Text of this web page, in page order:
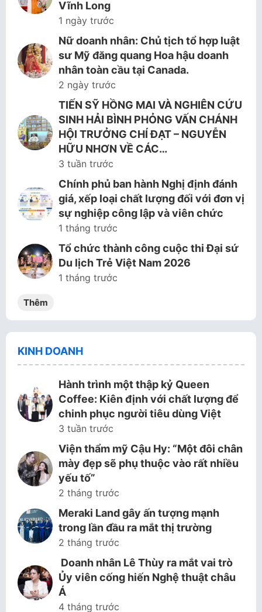
Vĩnh Long
1 ngày trước
Nữ doanh nhân: Chủ tịch tổ hợp luật
sư Mỹ đăng quang Hoa hậu doanh
nhân toàn cầu tại Canada.
2 ngày trước
TIẾN SỸ HỒNG MAI VÀ NGHIÊN CỨU
SINH HẢI BÌNH PHỎNG VẤN CHÁNH
HỘI TRƯỞNG CHÍ ĐẠT – NGUYỄN
HỮU NHƠN VỀ CÁC…
3 tuần trước
Chính phủ ban hành Nghị định đánh
giá, xếp loại chất lượng đối với đơn vị
sự nghiệp công lập và viên chức
1 tháng trước
Tổ chức thành công cuộc thi Đại sứ
Du lịch Trẻ Việt Nam 2026
1 tháng trước
Thêm
KINH DOANH
Hành trình một thập kỷ Queen
Coffee: Kiên định với chất lượng để
chinh phục người tiêu dùng Việt
3 tuần trước
Viện thẩm mỹ Cậu Hy: “Một đôi chân
mày đẹp sẽ phụ thuộc vào rất nhiều
yếu tố”
2 tháng trước
Meraki Land gây ấn tượng mạnh
trong lần đầu ra mắt thị trường
2 tháng trước
Doanh nhân Lê Thùy ra mắt vai trò
Ủy viên cống hiến Nghệ thuật châu
Á
4 tháng trước